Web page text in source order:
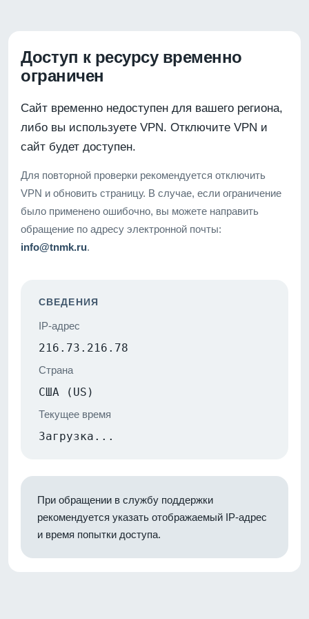
Доступ к ресурсу временно
ограничен
Сайт временно недоступен для вашего региона,
либо вы используете VPN. Отключите VPN и
сайт будет доступен.
Для повторной проверки рекомендуется отключить
VPN и обновить страницу. В случае, если ограничение
было применено ошибочно, вы можете направить
обращение по адресу электронной почты:
info@tnmk.ru.
СВЕДЕНИЯ
IP-адрес
216.73.216.78
Страна
США (US)
Текущее время
Загрузка...
При обращении в службу поддержки
рекомендуется указать отображаемый IP-адрес
и время попытки доступа.